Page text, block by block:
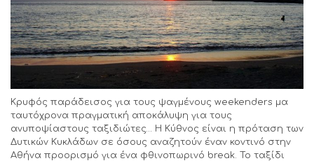
Κρυφός παράδεισος για τους ψαγμένους weekenders μα
ταυτόχρονα πραγματική αποκάλυψη για τους
ανυποψίαστους ταξιδιώτες… Η Κύθνος είναι η πρόταση των
Δυτικών Κυκλάδων σε όσους αναζητούν έναν κοντινό στην
Αθήνα προορισμό για ένα φθινοπωρινό break. Το ταξίδι